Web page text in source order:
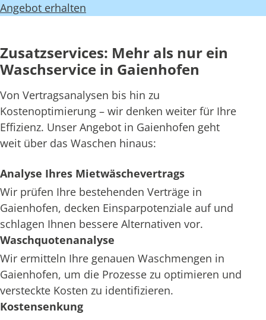
Angebot erhalten
Zusatzservices: Mehr als nur ein
Waschservice in Gaienhofen
Von Vertragsanalysen bis hin zu
Kostenoptimierung – wir denken weiter für Ihre
Effizienz. Unser Angebot in Gaienhofen geht
weit über das Waschen hinaus:
Analyse Ihres Mietwäschevertrags
Wir prüfen Ihre bestehenden Verträge in
Gaienhofen, decken Einsparpotenziale auf und
schlagen Ihnen bessere Alternativen vor.
Waschquotenanalyse
Wir ermitteln Ihre genauen Waschmengen in
Gaienhofen, um die Prozesse zu optimieren und
versteckte Kosten zu identifizieren.
Kostensenkung